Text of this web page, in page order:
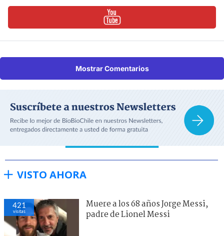
Mostrar Comentarios
VISTO AHORA
421
visitas
Muere a los 68 años Jorge Messi,
padre de Lionel Messi